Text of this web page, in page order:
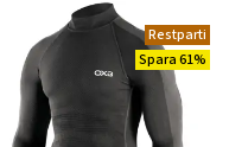
Restparti
Spara 61%